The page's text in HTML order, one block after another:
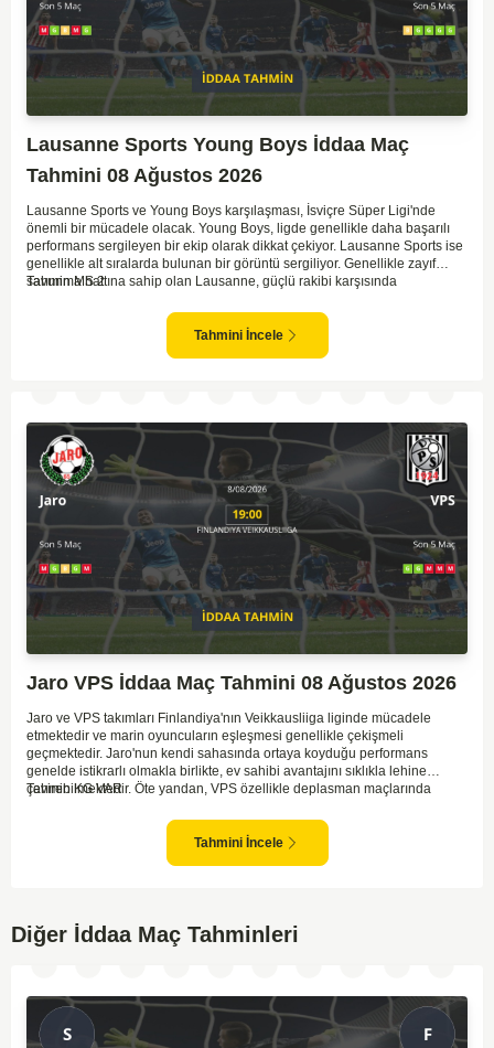
Lausanne Sports Young Boys İddaa Maç
Tahmini 08 Ağustos 2026
Lausanne Sports ve Young Boys karşılaşması, İsviçre Süper Ligi'nde
önemli bir mücadele olacak. Young Boys, ligde genellikle daha başarılı
performans sergileyen bir ekip olarak dikkat çekiyor. Lausanne Sports ise
genellikle alt sıralarda bulunan bir görüntü sergiliyor. Genellikle zayıf
savunma hattına sahip olan Lausanne, güçlü rakibi karşısında
Maçın sonucunda Young Boys'un galip gelme olasılığı yüksek görünüyor.
Tahmin MS 2
Tahmini İncele
Jaro VPS İddaa Maç Tahmini 08 Ağustos 2026
Jaro ve VPS takımları Finlandiya'nın Veikkausliiga liginde mücadele
etmektedir ve marin oyuncuların eşleşmesi genellikle çekişmeli
geçmektedir. Jaro'nun kendi sahasında ortaya koyduğu performans
genelde istikrarlı olmakla birlikte, ev sahibi avantajını sıklıkla lehine
çevirebilmektedir. Öte yandan, VPS özellikle deplasman maçlarında
anlar yakalayabilmektedir. İki takım arasındaki tarihsel rekabet dikkate
alındığında, maçın dengede geçmesi olasıdır ve her iki tarafın da gol
şansı bulunmaktadır. Özellikle Jaro'nun savunma zaafları ve VPS'nin hızlı
Tahmin KG VAR
Tahmini İncele
Diğer İddaa Maç Tahminleri